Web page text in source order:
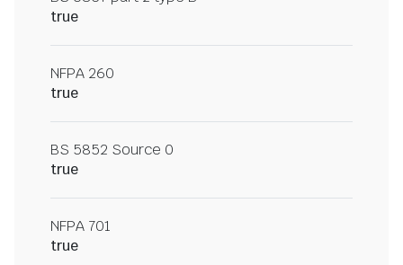
true
NFPA 260
true
BS 5852 Source 0
true
NFPA 701
true